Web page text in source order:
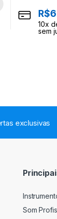
R$
10x
sem
exclusivas
Som